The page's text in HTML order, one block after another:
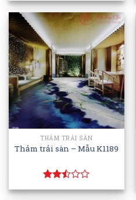
THẢM TRẢI SÀN
Thảm trải sàn – Mẫu K1189
Rated
2.49